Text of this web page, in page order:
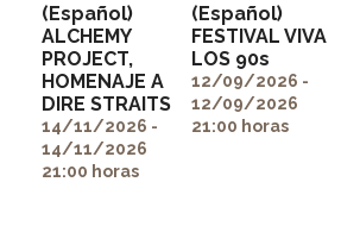
" alt=""
itemprop="image">
(Español)
ALCHEMY
PROJECT,
HOMENAJE A
DIRE STRAITS
14/11/2026 -
14/11/2026
21:00 horas
" alt=""
itemprop="image">
(Español)
FESTIVAL VIVA
LOS 90s
12/09/2026 -
12/09/2026
21:00 horas